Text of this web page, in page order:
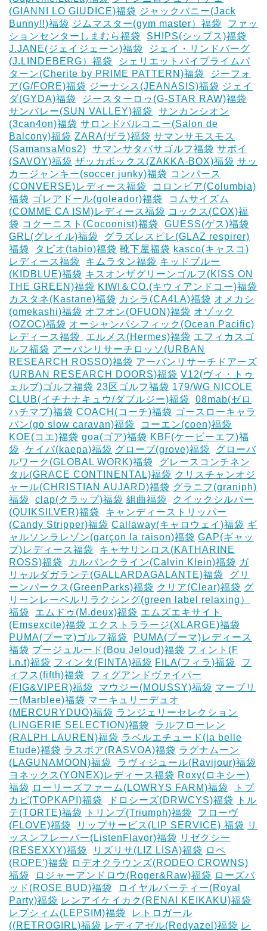
(GIANNI LO GIUDICE)福袋 ジャックバニー(Jack
Bunny!!)福袋 ジムマスター(gym master）福袋
ファッ
ションセンターしまむら福袋
SHIPS(シップス)福袋
J.JANE(ジェイジェーン)福袋
ジェイ・リンドバーグ
(J.LINDEBERG）福袋
シェリエットバイプライムパ
ターン(Cherite by PRIME PATTERN)福袋
ジーフォ
ア(G/FORE)福袋 ジーナシス(JEANASIS)福袋 ジェイ
ダ(GYDA)福袋
ジースターロゥ(G-STAR RAW)福袋
サンバレー(SUN VALLEY)福袋
サンカンシオン
(3can4on)福袋 サロンドバルコニー(Salon de
Balcony)福袋 ZARA(ザラ)福袋 サマンサモスモス
(SamansaMos2)
サマンサタバサゴルフ福袋 サボイ
(SAVOY)福袋 ザッカボックス(ZAKKA-BOX)福袋 サッ
カージャンキー(soccer junky)福袋 コンバース
(CONVERSE)レディース福袋
コロンビア(Columbia)
福袋 ゴレアドール(goleador)福袋
コムサイズム
(COMME CA ISM)レディース福袋 コックス(COX)福
袋 コクーニスト(Cocoonist)福袋
GUESS(ゲス)福袋
GRL(グレイル)福袋
グラズレスピレ(GLAZ respirer)
福袋
タビオ(tabio)福袋 靴下屋福袋 kasco(キャスコ)
レディース福袋
キムラタン福袋 キッドブルー
(KIDBLUE)福袋 キスオンザグリーンゴルフ(KISS ON
THE GREEN)福袋 KIWI＆CO.(キウィアンドコー)福袋
カスタネ(Kastane)福袋 カシラ(CA4LA)福袋 ‎オメカシ
(omekashi)福袋 オフオン(OFUON)福袋 オゾック
(OZOC)福袋 オーシャンパシフィック(Ocean Pacific)
レディース福袋 ‎
エルメス(Hermes)福袋 エフィカスゴ
ルフ福袋 アーバンリサーチロッソ(URBAN
RESEARCH ROSSO)福袋 アーバンリサーチドアーズ
(URBAN RESEARCH DOORS)福袋 V12(ヴィ・トゥ
ェルブ)ゴルフ福袋 23区ゴルフ福袋 179/WG NICOLE
CLUB(イチナナキュウ/ダブルジー)福袋
08mab(ゼロ
ハチマブ)福袋 COACH(コーチ)福袋 ゴースローキャラ
バン(go slow caravan)福袋
コーエン(coen)福袋
KOE(コエ)福袋 goa(ゴア)福袋 KBF(ケービーエフ)福
袋
ケイパ(kaepa)福袋 グローブ(grove)福袋
グローバ
ルワーク(GLOBAL WORK)福袋
グレースコンチネン
タル(GRACE CONTINENTAL)福袋 クリスチャンオジ
ャール(CHRISTIAN AUJARD)福袋 グラニフ(graniph)
福袋
clap(クラップ)福袋 組曲福袋
クイックシルバー
(QUIKSILVER)福袋
キャンディーストリッパー
(Candy Stripper)福袋 Callaway(キャロウェイ)福袋 ギ
ャルソンラレゾン(garçon la raison)福袋 GAP(ギャッ
プ)レディース福袋
キャサリンロス(KATHARINE
ROSS)福袋
カルバンクライン(Calvin Klein)福袋 ガ
リャルダガランテ(GALLARDAGALANTE)福袋
グリ
ーンパークス(GreenParks)福袋 クリア(Clear)福袋 グ
リーンレーベルリラクシング(green label relaxing）
福袋
エムドゥ(M.deux)福袋 エムズエキサイト
(Emsexcite)福袋 エクストララージ(XLARGE)福袋
PUMA(プーマ)ゴルフ福袋
PUMA(プーマ)レディース
福袋 ブージュルード(Bou Jeloud)福袋 フィント(F
i.n.t)福袋 フィンタ(FINTA)福袋 ‎FILA(フィラ)福袋
フ
ィフス(fifth)福袋
フィグアンドヴァイパー
(FIG&VIPER)福袋
マウジー(MOUSSY)福袋 マーブリ
ー(Marblee)福袋 マーキュリーデュオ
(MERCURYDUO)福袋 ランジェリーセレクション
(LINGERIE SELECTION)福袋
ラルフローレン
(RALPH LAUREN)福袋 ラベルエチュード(la belle
Etude)福袋 ラスボア(RASVOA)福袋 ラグナムーン
(LAGUNAMOON)福袋
ラヴィジュール(Ravijour)福袋
ヨネックス(YONEX)レディース福袋 Roxy(ロキシー)
福袋 ローリーズファーム(LOWRYS FARM)福袋
トプ
カピ(TOPKAPI)福袋
ドロシーズ(DRWCYS)福袋
トル
テ(TORTE)福袋
トリンプ(Triumph)福袋
フローヴ
(FLOVE)福袋
リップサービス(LIP SERVICE) 福袋 リ
ッスンフレーバー(ListenFlavor)福袋 リゼクシー
(RESEXXY)福袋
リズリサ(LIZ LISA)福袋 ロペ
(ROPE')福袋 ロデオクラウンズ(RODEO CROWNS)
福袋
ロジャーアンドロウ(Roger&Raw)福袋 ローズバ
ッド(ROSE BUD)福袋
ロイヤルパーティー(Royal
Party)福袋 レンアイケイカク(RENAI KEIKAKU)福袋
レプシィム(LEPSIM)福袋
レトロガール
((RETROGIRL)福袋 レディアゼル(Redyazel)福袋 レ